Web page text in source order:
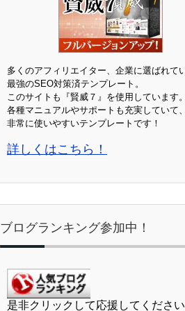
多くのアフィリエイター、企業に選ばれて
最強のSEO対策済テンプレート。
このサイトも『賢威７』を使用しています。
各種マニュアルやサポートも充実していて、
非常に使いやすいテンプレートです！
詳しくはこちら！
ブログランキング参加中！
是非クリックして応援してください